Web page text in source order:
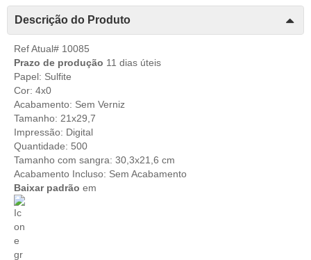
Descrição do Produto
Ref Atual# 10085
Prazo de produção 11 dias úteis
Papel: Sulfite
Cor: 4x0
Acabamento: Sem Verniz
Tamanho: 21x29,7
Impressão: Digital
Quantidade: 500
Tamanho com sangra: 30,3x21,6 cm
Acabamento Incluso: Sem Acabamento
Baixar padrão em